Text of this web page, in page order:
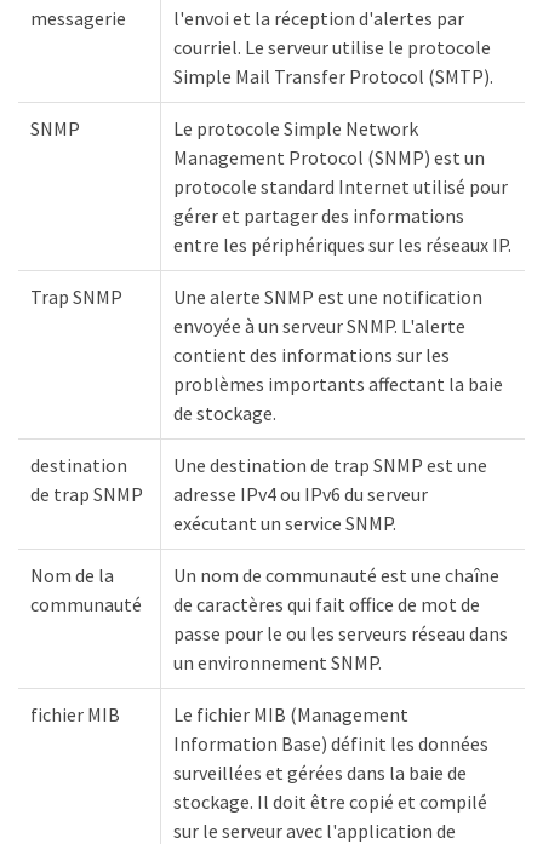
messagerie
l'envoi et la réception d'alertes par
courriel. Le serveur utilise le protocole
Simple Mail Transfer Protocol (SMTP).
SNMP
Le protocole Simple Network
Management Protocol (SNMP) est un
protocole standard Internet utilisé pour
gérer et partager des informations
entre les périphériques sur les réseaux IP.
Trap SNMP
Une alerte SNMP est une notification
envoyée à un serveur SNMP. L'alerte
contient des informations sur les
problèmes importants affectant la baie
de stockage.
destination
de trap SNMP
Une destination de trap SNMP est une
adresse IPv4 ou IPv6 du serveur
exécutant un service SNMP.
Nom de la
communauté
Un nom de communauté est une chaîne
de caractères qui fait office de mot de
passe pour le ou les serveurs réseau dans
un environnement SNMP.
fichier MIB
Le fichier MIB (Management
Information Base) définit les données
surveillées et gérées dans la baie de
stockage. Il doit être copié et compilé
sur le serveur avec l'application de